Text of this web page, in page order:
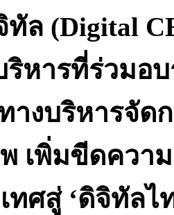
ทัล (Digital
ริหารที่ร่วมอ
างบริหารจัด
เพิ่มขีดควา
ทศสู่ ‘ดิจิทัลไ